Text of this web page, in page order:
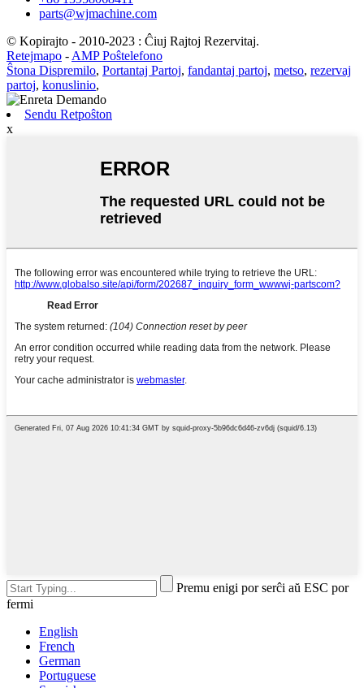
parts@wjmachine.com
© Kopirajto - 2010-2023 : Ĉiuj Rajtoj Rezervitaj.
Retejmapo - AMP Poŝtelefono
Ŝtona Dispremilo, Portantaj Partoj, fandantaj partoj, metso, rezervaj
partoj, konuslinio,
Sendu Retpoŝton
x
Premu enigi por serĉi aŭ ESC por
fermi
English
French
German
Portuguese